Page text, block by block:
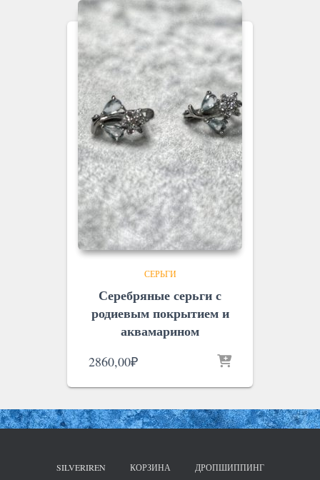
СЕРЬГИ
Серебряные серьги с
родиевым покрытием и
аквамарином
2860,00₽
SILVERIREN КОРЗИНА ДРОПШИППИНГ